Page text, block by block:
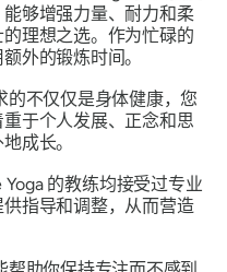
够增强力量、耐力和柔
理想之选。作为忙碌的
外的锻炼时间。
的不仅仅是身体健康，您
于个人发展、正念和思
成长。
Yoga 的教练均接受过专业
指导和调整，从而营造